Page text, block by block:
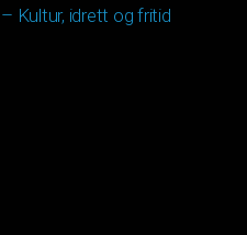
– Kultur, idrett og fritid